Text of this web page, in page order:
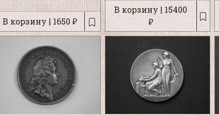
В корзину | 1650 ₽
В корзину | 15400
₽